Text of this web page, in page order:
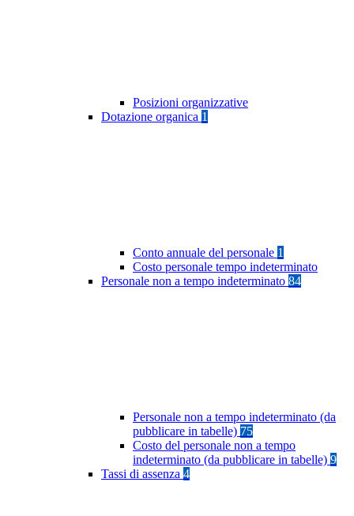
Posizioni organizzative
Dotazione organica 1
Conto annuale del personale 1
Costo personale tempo indeterminato
Personale non a tempo indeterminato 84
Personale non a tempo indeterminato (da
pubblicare in tabelle) 75
Costo del personale non a tempo
indeterminato (da pubblicare in tabelle) 9
Tassi di assenza 4